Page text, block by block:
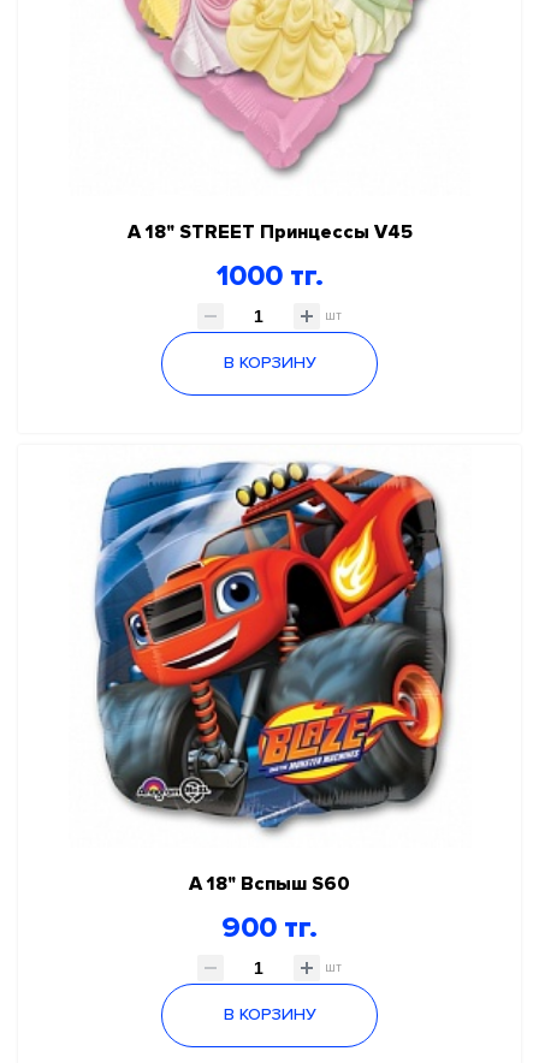
А 18" STREET Принцессы V45
1000 тг.
шт
В КОРЗИНУ
А 18" Вспыш S60
900 тг.
шт
В КОРЗИНУ